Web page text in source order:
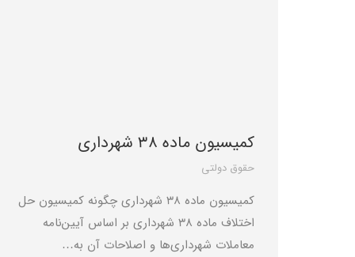
کمیسیون ماده 38 شهرداری
حقوق دولتی
کمیسیون ماده 38 شهرداری چگونه کمیسیون حل
اختلاف ماده 38 شهرداری بر اساس آیین‌نامه
معاملات شهرداری‌ها و اصلاحات آن به…